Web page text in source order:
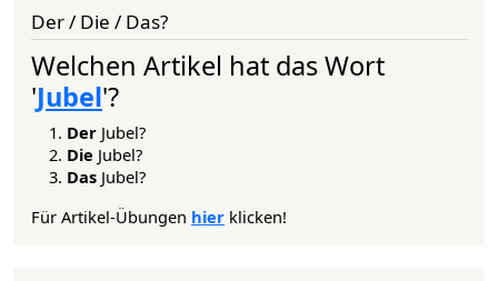
Der / Die / Das?
Welchen Artikel hat das Wort
'Jubel'?
Der Jubel?
Die Jubel?
Das Jubel?
Für Artikel-Übungen hier klicken!